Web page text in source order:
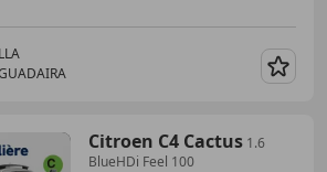
Citroen C4 Cactus 1.6
BlueHDi Feel 100